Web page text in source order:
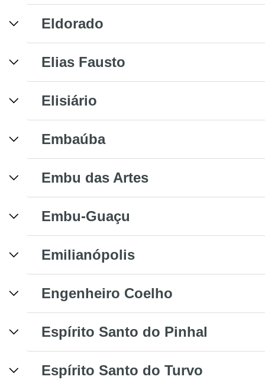
Eldorado
Elias Fausto
Elisiário
Embaúba
Embu das Artes
Embu-Guaçu
Emilianópolis
Engenheiro Coelho
Espírito Santo do Pinhal
Espírito Santo do Turvo